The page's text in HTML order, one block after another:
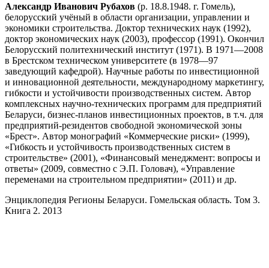
Александр Иванович Рубахов (р. 18.8.1948. г. Гомель),
белорусский учёный в области организации, управлении и
экономики строительства. Доктор технических наук (1992),
доктор экономических наук (2003), профессор (1991). Окончил
Белорусский политехнический институт (1971). В 1971—2008
в Брестском техническом университете (в 1978—97
заведующий кафедрой). Научные работы по инвестиционной
и инновационной деятельности, международному маркетингу,
гибкости и устойчивости производственных систем. Автор
комплексных научно-технических программ для предприятий
Беларуси, бизнес-планов инвестиционных проектов, в т.ч. для
предприятий-резидентов свободной экономической зоны
«Брест». Автор монографий «Коммерческие риски» (1999),
«Гибкость и устойчивость производственных систем в
строительстве» (2001), «Финансовый менеджмент: вопросы и
ответы» (2009, совместно с Э.П. Головач), «Управление
переменами на строительном предприятии» (2011) и др.
Энциклопедия Регионы Беларуси. Гомельская область. Том 3.
Книга 2. 2013